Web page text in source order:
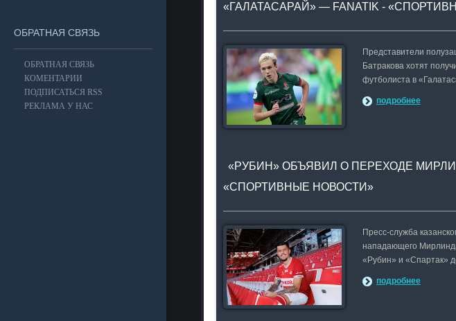
«ГАЛАТАСАРАЙ» — FANATIK -
Представители
Батракова хотят
футболиста в
подробнее
«РУБИН» ОБЪЯВИЛ О ПЕРЕХОДЕ
«СПОРТИВНЫЕ НОВОСТИ»
Пресс-служба
нападающего
«Рубин» и «Спартак»
подробнее
ОБРАТНАЯ СВЯЗЬ
ОБРАТНАЯ СВЯЗЬ
КОМЕНТАРИИ
ПОДПИСАТЬСЯ RSS
РЕКЛАМА У НАС